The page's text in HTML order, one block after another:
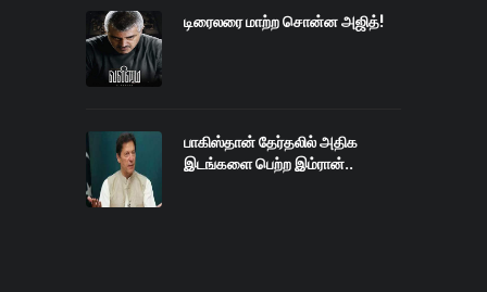
டிரைலரை மாற்ற சொன்ன அஜித்!
பாகிஸ்தான் தேர்தலில் அதிக
இடங்களை பெற்ற இம்ரான்..